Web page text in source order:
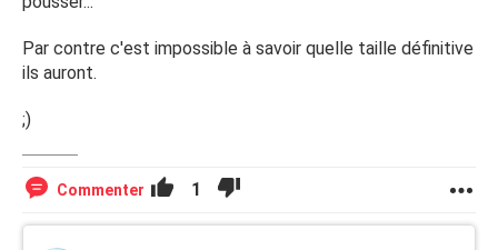
Par contre c'est impossible à savoir quelle taille définitive
ils auront.
;)
Commenter 1